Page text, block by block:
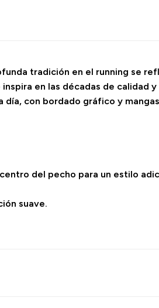
tradición en el running se
en las décadas de calidad
día, con bordado gráfico y
del pecho para un estilo
suave.